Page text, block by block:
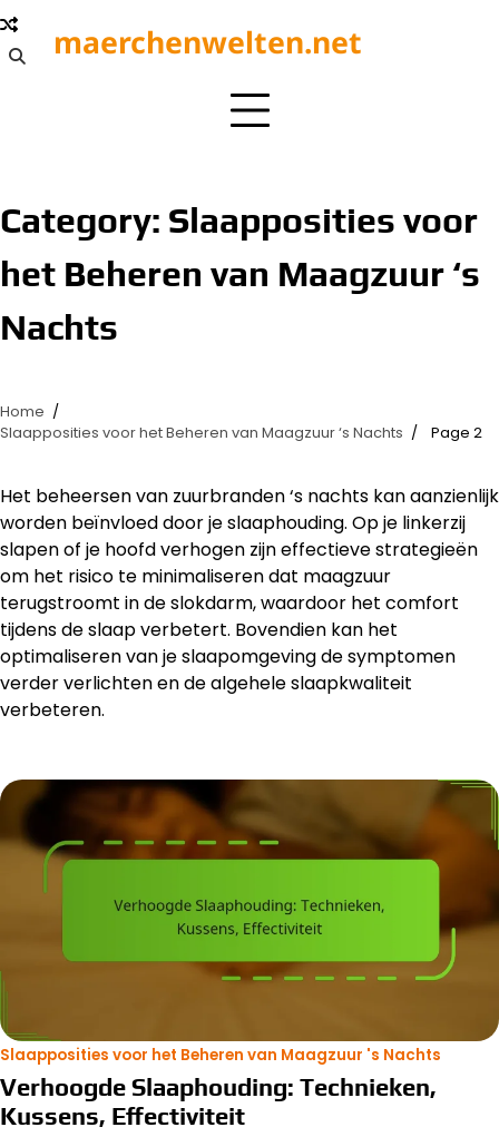
Skip
to
content
maerchenwelten.net
Category: Slaapposities voor
het Beheren van Maagzuur ‘s
Nachts
Home
Slaapposities voor het Beheren van Maagzuur ‘s Nachts
Page 2
Het beheersen van zuurbranden ‘s nachts kan aanzienlijk
worden beïnvloed door je slaaphouding. Op je linkerzij
slapen of je hoofd verhogen zijn effectieve strategieën
om het risico te minimaliseren dat maagzuur
terugstroomt in de slokdarm, waardoor het comfort
tijdens de slaap verbetert. Bovendien kan het
optimaliseren van je slaapomgeving de symptomen
verder verlichten en de algehele slaapkwaliteit
verbeteren.
Slaapposities voor het Beheren van Maagzuur 's Nachts
Verhoogde Slaaphouding: Technieken,
Kussens, Effectiviteit